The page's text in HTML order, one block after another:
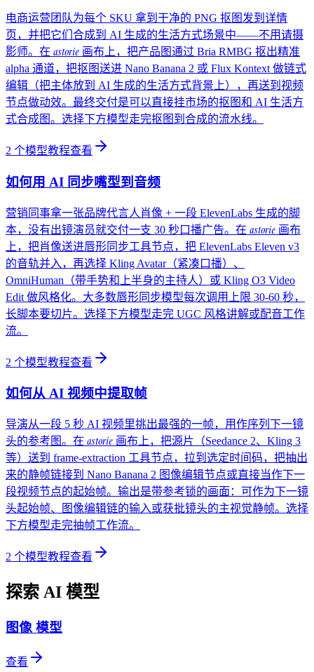
电商运营团队为每个 SKU 拿到干净的 PNG 抠图发到详情
页，并把它们合成到 AI 生成的生活方式场景中——不用请摄
影师。在 astorie 画布上，把产品图通过 Bria RMBG 抠出精准
alpha 通道，把抠图送进 Nano Banana 2 或 Flux Kontext 做链式
编辑（把主体放到 AI 生成的生活方式背景上），再送到视频
节点做动效。最终交付是可以直接挂市场的抠图和 AI 生活方
式合成图。选择下方模型走完抠图到合成的流水线。
2 个模型教程查看
如何用 AI 同步嘴型到音频
营销同事拿一张品牌代言人肖像 + 一段 ElevenLabs 生成的脚
本，没有出镜演员就交付一支 30 秒口播广告。在 astorie 画布
上，把肖像送进唇形同步工具节点，把 ElevenLabs Eleven v3
的音轨并入，再选择 Kling Avatar（紧凑口播）、
OmniHuman（带手势和上半身的主持人）或 Kling O3 Video
Edit 做风格化。大多数唇形同步模型每次调用上限 30-60 秒，
长脚本要切片。选择下方模型走完 UGC 风格讲解或配音工作
流。
2 个模型教程查看
如何从 AI 视频中提取帧
导演从一段 5 秒 AI 视频里挑出最强的一帧，用作序列下一镜
头的参考图。在 astorie 画布上，把源片（Seedance 2、Kling 3
等）送到 frame-extraction 工具节点，拉到选定时间码，把抽出
来的静帧链接到 Nano Banana 2 图像编辑节点或直接当作下一
段视频节点的起始帧。输出是带参考锁的画面：可作为下一镜
头起始帧、图像编辑链的输入或获批镜头的主视觉静帧。选择
下方模型走完抽帧工作流。
2 个模型教程查看
探索 AI 模型
图像 模型
查看